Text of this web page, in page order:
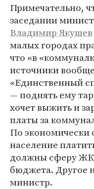
Примечательно,
заседании
Владимир Якушев
малых городах
что «в
источники
«Единственный
— поднять ему
хочет выжить и
платы за
По экономически
население
должны сферу
бюджета. Другое
министр.